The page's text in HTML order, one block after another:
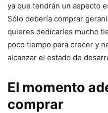
ya que tendrán un aspecto
Sólo debería comprar
quieres dedicarles mucho
poco tiempo para crecer y
alcanzar el estado de
El momento
comprar